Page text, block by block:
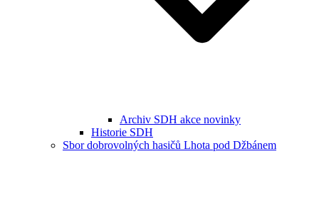
Archiv SDH akce novinky
Historie SDH
Sbor dobrovolných hasičů Lhota pod Džbánem